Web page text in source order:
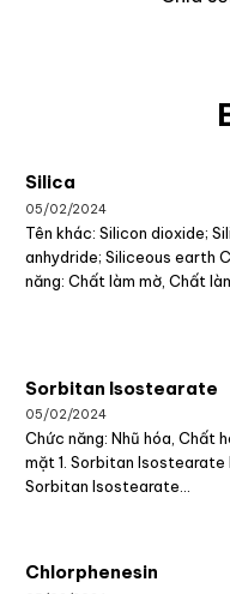
Silica
05/02/2024
Tên khác: Silicon dioxide;
anhydride; Siliceous earth
năng: Chất làm mờ, Chất
Sorbitan Isostearate
05/02/2024
Chức năng: Nhũ hóa, Chất
mặt 1. Sorbitan Isostearate
Sorbitan Isostearate...
Chlorphenesin